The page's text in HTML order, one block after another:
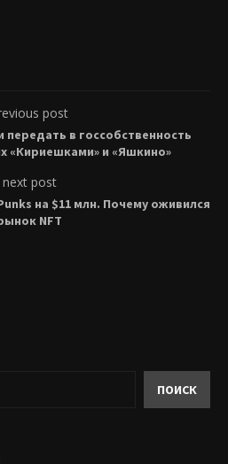
post
передать в госсобственность
«Кириешками» и «Яшкино»
next post
на $11 млн. Почему оживился
NFT
ПОИСК